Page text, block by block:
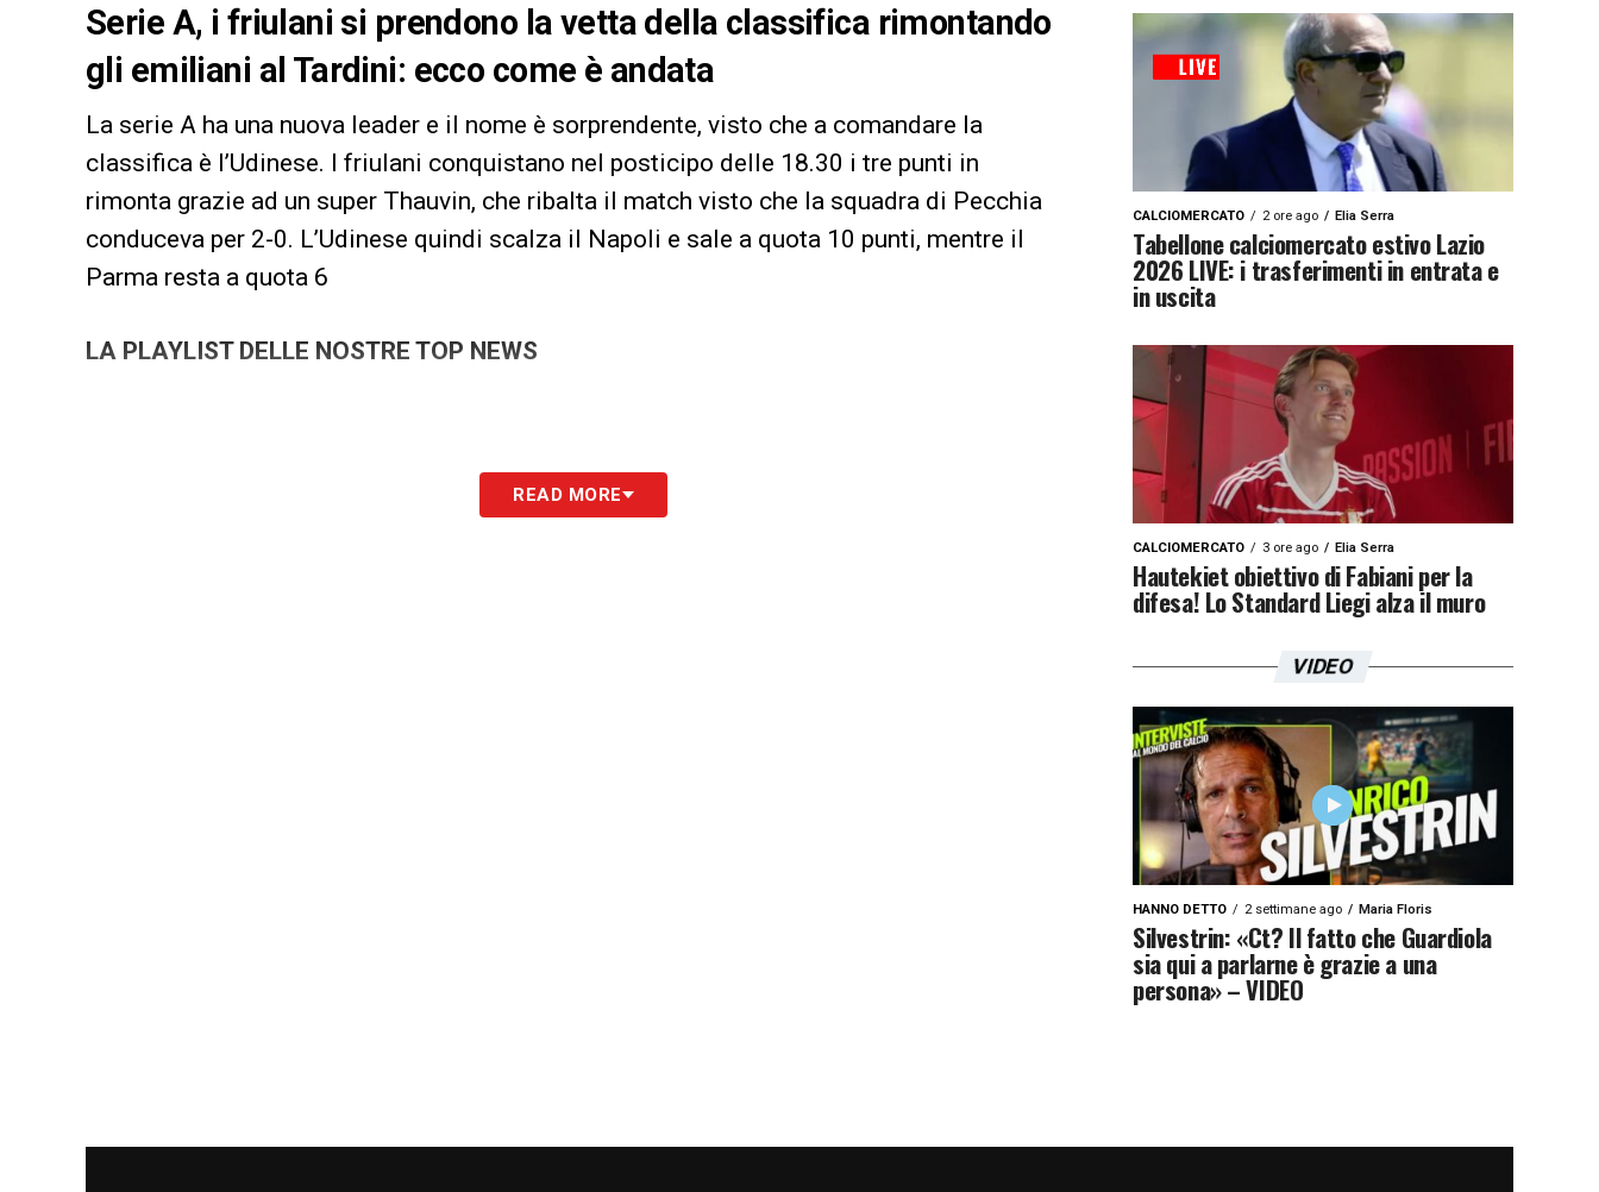
Serie A, i friulani si prendono la vetta della classifica rimontando
gli emiliani al Tardini: ecco come è andata
La serie A ha una nuova leader e il nome è sorprendente, visto che a comandare la
classifica è l’Udinese. I friulani conquistano nel posticipo delle 18.30 i tre punti in
rimonta grazie ad un super Thauvin, che ribalta il match visto che la squadra di Pecchia
conduceva per 2-0. L’Udinese quindi scalza il Napoli e sale a quota 10 punti, mentre il
Parma resta a quota 6
LA PLAYLIST DELLE NOSTRE TOP NEWS
READ MORE
CALCIOMERCATO 2 ore ago Elia Serra
Tabellone calciomercato estivo Lazio
2026 LIVE: i trasferimenti in entrata e
in uscita
CALCIOMERCATO 3 ore ago Elia Serra
Hautekiet obiettivo di Fabiani per la
difesa! Lo Standard Liegi alza il muro
VIDEO
HANNO DETTO 2 settimane ago Maria Floris
Silvestrin: «Ct? Il fatto che Guardiola
sia qui a parlarne è grazie a una
persona» – VIDEO